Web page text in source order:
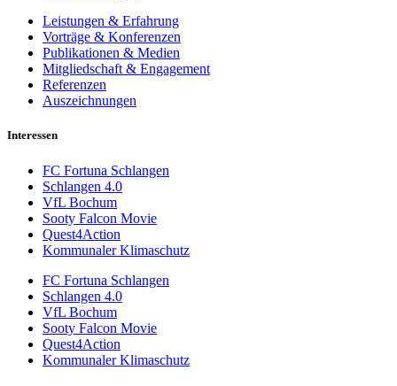
Leistungen & Erfahrung
Vorträge & Konferenzen
Publikationen & Medien
Mitgliedschaft & Engagement
Referenzen
Auszeichnungen
Interessen
FC Fortuna Schlangen
Schlangen 4.0
VfL Bochum
Sooty Falcon Movie
Quest4Action
Kommunaler Klimaschutz
FC Fortuna Schlangen
Schlangen 4.0
VfL Bochum
Sooty Falcon Movie
Quest4Action
Kommunaler Klimaschutz